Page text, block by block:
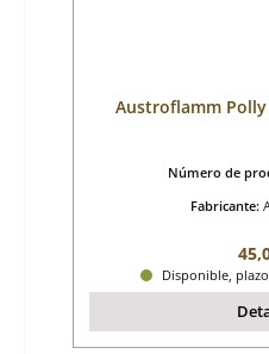
Austroflamm
Número de
Fabricante:
Disponible,